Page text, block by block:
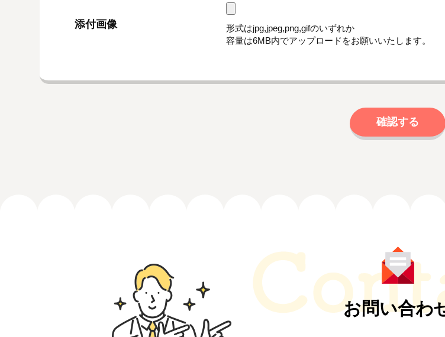
添付画像
形式はjpg,jpeg,png,gifのいずれか
容量は6MB内でアップロードをお願いいたします。
お問い合わ